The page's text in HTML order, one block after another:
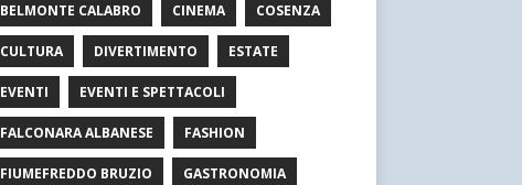
BELMONTE CALABRO CINEMA COSENZA
CULTURA DIVERTIMENTO ESTATE
EVENTI EVENTI E SPETTACOLI
FALCONARA ALBANESE FASHION
FIUMEFREDDO BRUZIO GASTRONOMIA